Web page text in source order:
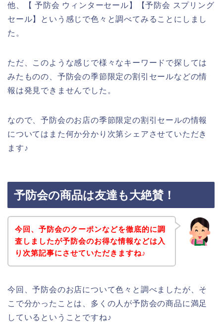
他、【 予防会 ウィンターセール】【予防会 スプリング
セール】という感じで色々と調べてみることにしまし
た。
ただ、このような感じで様々なキーワードで探しては
みたものの、予防会の季節限定の割引セールなどの情
報は発見できませんでした。
なので、予防会のお店の季節限定の割引セールの情報
についてはまた何か分かり次第シェアさせていただき
ます♪
予防会の商品は友達も大絶賛！
今回、予防会のクーポンなどを徹底的に調
査しましたが予防会のお得な情報などは入
り次第記事にさせていただきますね♪
今回、予防会のお店について色々と調べましたが、そ
こで分かったことは、多くの人が予防会の商品に満足
しているということですね♪